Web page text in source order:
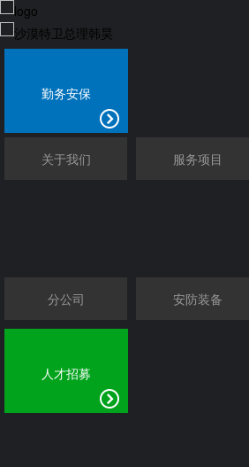
勤务安保
关于我们 服务项目
分公司 安防装备
人才招募